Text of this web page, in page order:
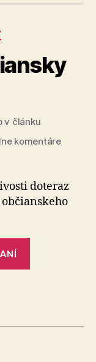
riziko
v článku
komentárena
doteraz